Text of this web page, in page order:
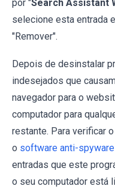
por "Search Assistant
selecione esta entrada
"Remover".
Depois de desinstalar
indesejados que
navegador para o
computador para
restante. Para verificar
o software anti-
entradas que este
o seu computador está